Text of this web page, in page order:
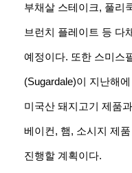
부채살 스테이크, 풀리
브런치 플레이트 등 다
예정이다. 또한 스미스
(Sugardale)이 지난해
미국산 돼지고기 제품
베이컨, 햄, 소시지 제
진행할 계획이다.